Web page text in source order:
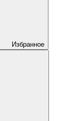
Избранное